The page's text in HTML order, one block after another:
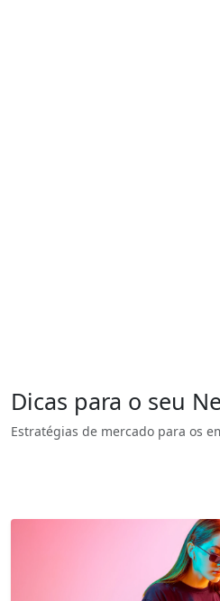
Dicas para o seu
Estratégias de mercado para os